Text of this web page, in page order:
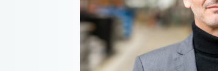
deutlich reduziert und
an Nachhaltigkeit,
Rückbaubarkeit
zukunftsfähiges